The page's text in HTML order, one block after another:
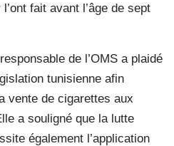
fait avant l’âge de sept
de l’OMS a plaidé
tunisienne afin
vente de cigarettes aux
a souligné que la lutte
également l’application